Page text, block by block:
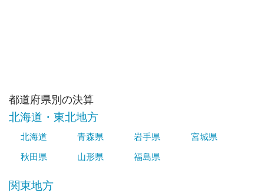
都道府県別の決算
北海道・東北地方
北海道 青森県 岩手県
宮城県
秋田県
山形県 福島県
関東地方